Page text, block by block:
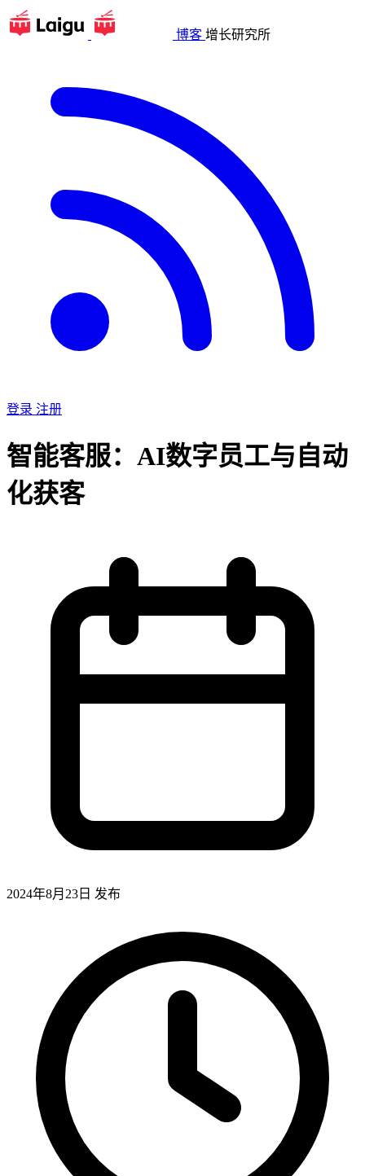
博客 增长研究所
登录 注册
智能客服：AI数字员工与自动
化获客
2024年8月23日 发布